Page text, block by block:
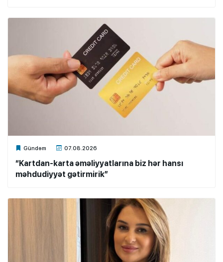
Gündəm 07.08.2026
Xalq.Online
“Kartdan-karta əməliyyatlarına biz hər hansı
məhdudiyyət gətirmirik”